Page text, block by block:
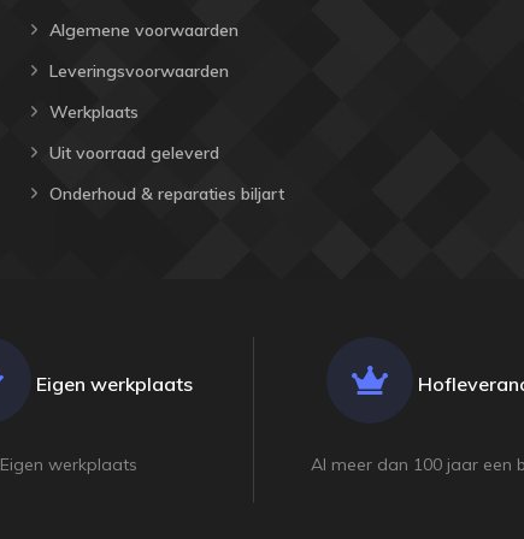
Algemene voorwaarden
Leveringsvoorwaarden
Werkplaats
Uit voorraad geleverd
Onderhoud & reparaties biljart
Eigen werkplaats
Eigen werkplaats Al meer dan 100 jaar een